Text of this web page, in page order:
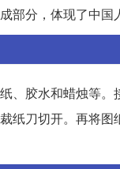
分，体现了中国
、胶水和蜡烛等
刀切开。再将